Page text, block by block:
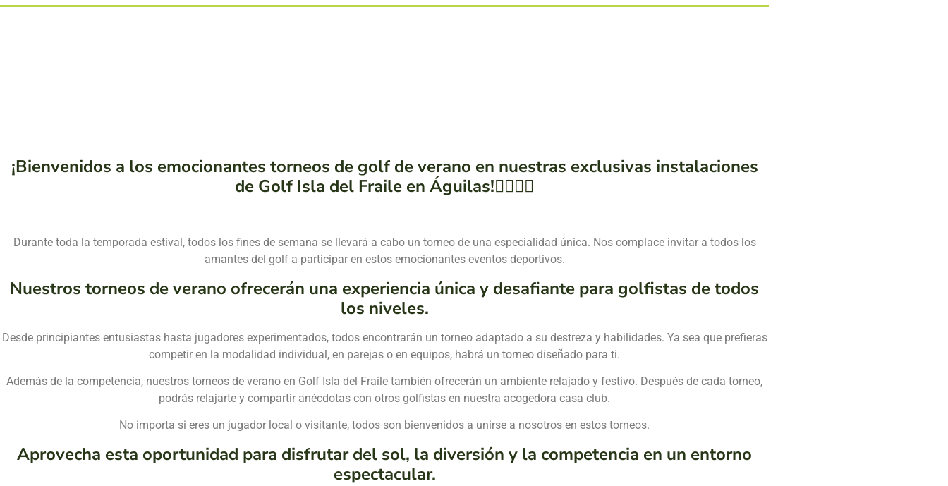
¡Bienvenidos a los emocionantes torneos de golf de verano en nuestras exclusivas instalaciones
de Golf Isla del Fraile en Águilas!🏌️‍♂️⛳️🌞
Durante toda la temporada estival, todos los fines de semana se llevará a cabo un torneo de una especialidad única. Nos complace invitar a todos los
amantes del golf a participar en estos emocionantes eventos deportivos.
Nuestros torneos de verano ofrecerán una experiencia única y desafiante para golfistas de todos
los niveles.
Desde principiantes entusiastas hasta jugadores experimentados, todos encontrarán un torneo adaptado a su destreza y habilidades. Ya sea que prefieras
competir en la modalidad individual, en parejas o en equipos, habrá un torneo diseñado para ti.
Además de la competencia, nuestros torneos de verano en Golf Isla del Fraile también ofrecerán un ambiente relajado y festivo. Después de cada torneo,
podrás relajarte y compartir anécdotas con otros golfistas en nuestra acogedora casa club.
No importa si eres un jugador local o visitante, todos son bienvenidos a unirse a nosotros en estos torneos.
Aprovecha esta oportunidad para disfrutar del sol, la diversión y la competencia en un entorno
espectacular.